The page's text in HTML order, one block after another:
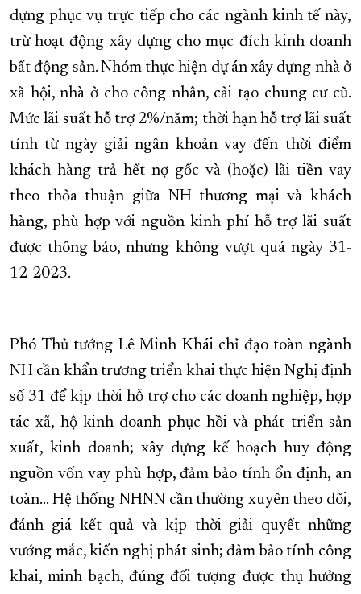
dựng phục vụ trực tiếp cho các ngành kinh tế này,
trừ hoạt động xây dựng cho mục đích kinh doanh
bất động sản. Nhóm thực hiện dự án xây dựng nhà ở
xã hội, nhà ở cho công nhân, cải tạo chung cư cũ.
Mức lãi suất hỗ trợ 2%/năm; thời hạn hỗ trợ lãi suất
tính từ ngày giải ngân khoản vay đến thời điểm
khách hàng trả hết nợ gốc và (hoặc) lãi tiền vay
theo thỏa thuận giữa NH thương mại và khách
hàng, phù hợp với nguồn kinh phí hỗ trợ lãi suất
được thông báo, nhưng không vượt quá ngày 31-
12-2023.
Phó Thủ tướng Lê Minh Khái chỉ đạo toàn ngành
NH cần khẩn trương triển khai thực hiện Nghị định
số 31 để kịp thời hỗ trợ cho các doanh nghiệp, hợp
tác xã, hộ kinh doanh phục hồi và phát triển sản
xuất, kinh doanh; xây dựng kế hoạch huy động
nguồn vốn vay phù hợp, đảm bảo tính ổn định, an
toàn… Hệ thống NHNN cần thường xuyên theo dõi,
đánh giá kết quả và kịp thời giải quyết những
vướng mắc, kiến nghị phát sinh; đảm bảo tính công
khai, minh bạch, đúng đối tượng được thụ hưởng